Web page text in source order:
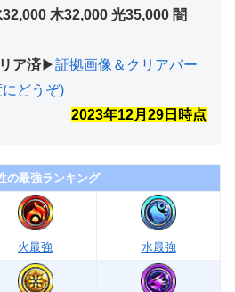
木32,000 光35,000 闇
ア済▶︎証拠画像＆クリアパー
どうぞ)
2023年12月29 日時点
の最強ランキング
火最強 水最強